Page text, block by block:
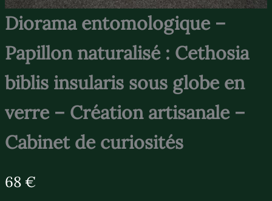
Diorama entomologique –
Papillon naturalisé : Cethosia
biblis insularis sous globe en
verre – Création artisanale –
Cabinet de curiosités
N
68 €